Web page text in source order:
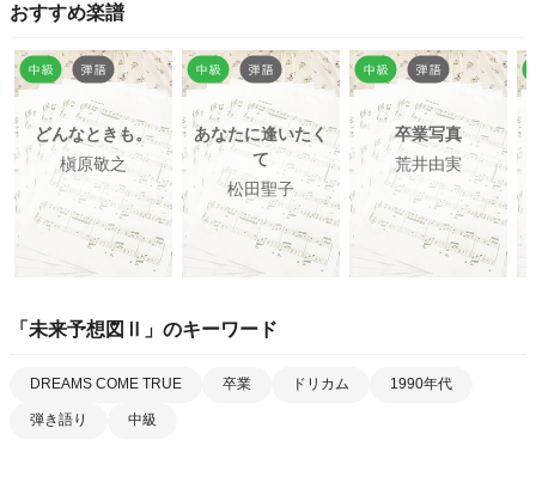
おすすめ楽譜
どんなときも。
槇原敬之
あなたに逢いたく
て
松田聖子
卒業写真
荒井由実
「 未来予想図Ⅱ 」のキーワード
DREAMS COME TRUE 卒業 ドリカム 1990年代
弾き語り 中級